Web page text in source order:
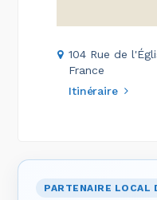
104 Rue de
France
Itinéraire
PARTENAIRE LOCAL